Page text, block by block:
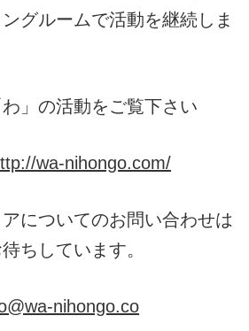
グルームで活動を継続しま
」の活動をご覧下さい
wa-nihongo.com/
についてのお問い合わせは
ちしています。
nihongo.co